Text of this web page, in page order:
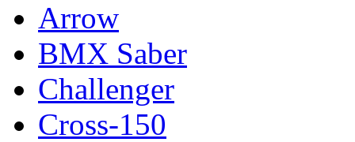
Arrow
BMX Saber
Challenger
Cross-150